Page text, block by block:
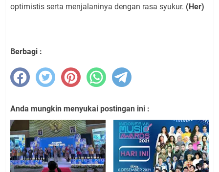
optimistis serta menjalaninya dengan rasa syukur. (Her)
Berbagi :
Anda mungkin menyukai postingan ini :